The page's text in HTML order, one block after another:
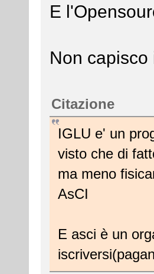
E
Non
Citazione
IGLU e' un
visto che di
ma meno
AsCI
E asci è un